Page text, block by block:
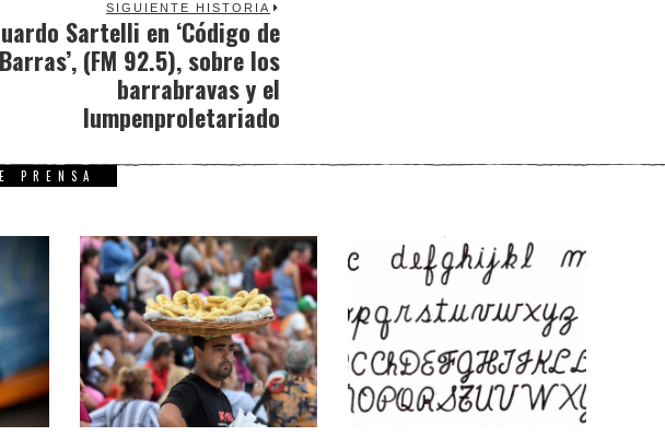
SIGUIENTE HISTORIA
Next
Sartelli en ‘Código de
Barras’, (FM 92.5), sobre los
barrabravas y el
lumpenproletariado
PRENSA